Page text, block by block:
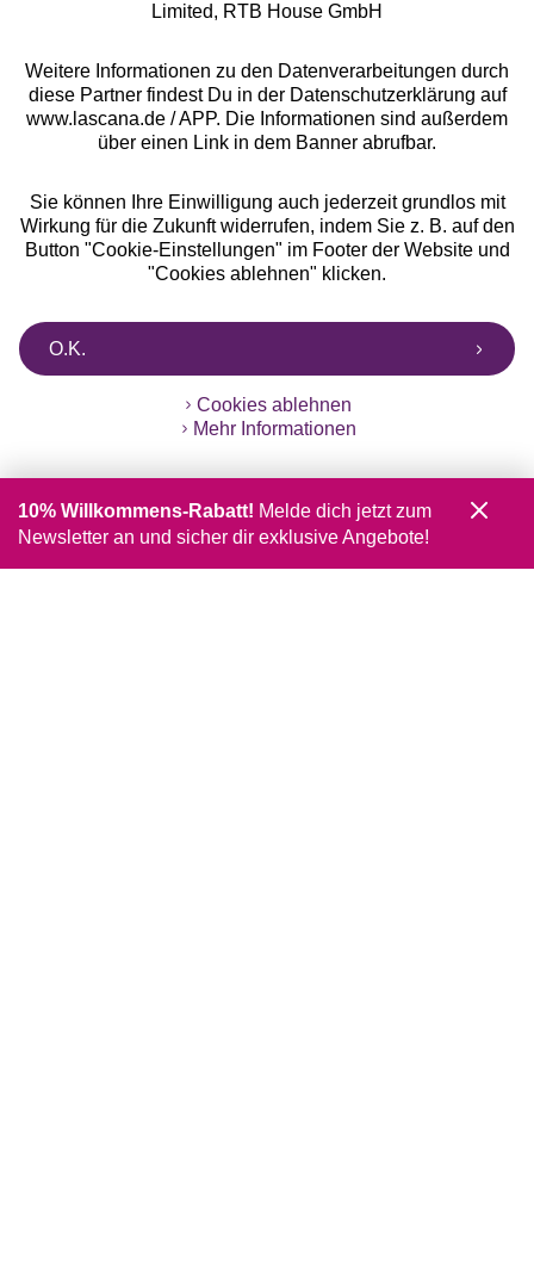
Limited, RTB House GmbH
Weitere Informationen zu den Datenverarbeitungen durch
diese Partner findest Du in der Datenschutzerklärung auf
www.lascana.de / APP. Die Informationen sind außerdem
über einen Link in dem Banner abrufbar.
Sie können Ihre Einwilligung auch jederzeit grundlos mit
Wirkung für die Zukunft widerrufen, indem Sie z. B. auf den
Button "Cookie-Einstellungen" im Footer der Website und
"Cookies ablehnen" klicken.
O.K.
Cookies ablehnen
Mehr Informationen
10% Willkommens-Rabatt! Melde dich jetzt zum
Newsletter an und sicher dir exklusive Angebote!